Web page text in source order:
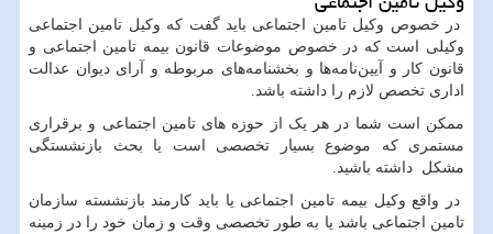
در خصوص وکیل تامین اجتماعی باید گفت که وکیل تامین اجتماعی
وکیلی است که در خصوص موضوعات قانون بیمه تامین اجتماعی و
قانون کار و آیین‌نامه‌ها و بخشنامه‌های مربوطه و آرای دیوان عدالت
اداری تخصص لازم را داشته باشد.
ممکن است شما در هر یک از حوزه های تامین اجتماعی و برقراری
مستمری که موضوع بسیار تخصصی است یا بحث بازنشستگی
مشکل داشته باشید.
در واقع وکیل بیمه تامین اجتماعی یا باید کارمند بازنشسته سازمان
تامین اجتماعی باشد یا به طور تخصصی وقت و زمان خود را در زمینه